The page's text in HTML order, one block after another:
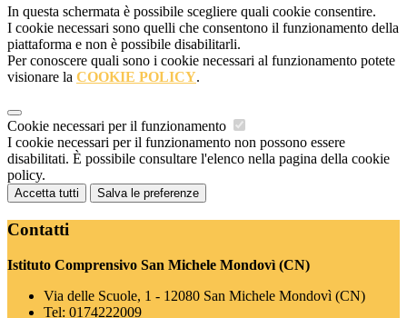
In questa schermata è possibile scegliere quali cookie consentire.
I cookie necessari sono quelli che consentono il funzionamento della
piattaforma e non è possibile disabilitarli.
Per conoscere quali sono i cookie necessari al funzionamento potete
visionare la COOKIE POLICY.
Cookie necessari per il funzionamento
I cookie necessari per il funzionamento non possono essere
disabilitati. È possibile consultare l'elenco nella pagina della cookie
policy.
Accetta tutti Salva le preferenze
Contatti
Istituto Comprensivo San Michele Mondovì (CN)
Via delle Scuole, 1 - 12080 San Michele Mondovì (CN)
Tel: 0174222009